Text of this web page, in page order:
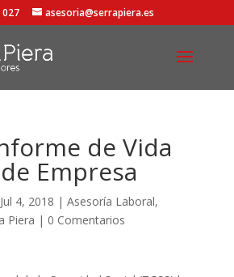
027 asesoria@serrapiera.es
de Vida
Empresa
Jul 4, 2018 | Asesoría Laboral,
Piera | 0 Comentarios